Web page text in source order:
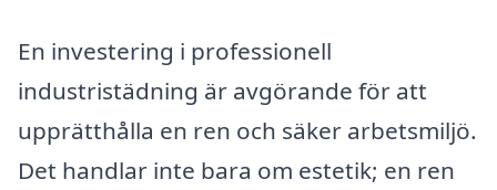
En investering i professionell
industristädning är avgörande för att
upprätthålla en ren och säker arbetsmiljö.
Det handlar inte bara om estetik; en ren